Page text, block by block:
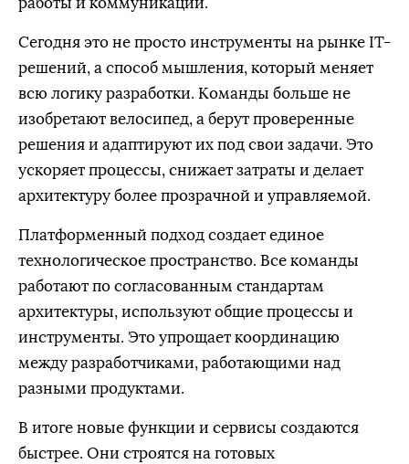
Сегодня это не просто инструменты на рынке IT-
решений, а способ мышления, который меняет
всю логику разработки. Команды больше не
изобретают велосипед, а берут проверенные
решения и адаптируют их под свои задачи. Это
ускоряет процессы, снижает затраты и делает
архитектуру более прозрачной и управляемой.
Платформенный подход создает единое
технологическое пространство. Все команды
работают по согласованным стандартам
архитектуры, используют общие процессы и
инструменты. Это упрощает координацию
между разработчиками, работающими над
разными продуктами.
В итоге новые функции и сервисы создаются
быстрее. Они строятся на готовых